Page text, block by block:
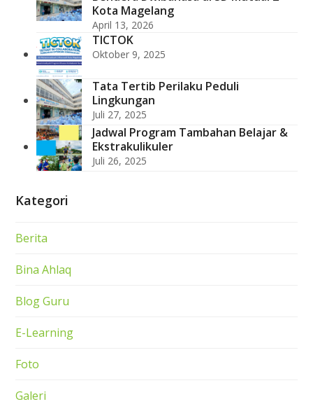
Kota Magelang
April 13, 2026
TICTOK
Oktober 9, 2025
Tata Tertib Perilaku Peduli
Lingkungan
Juli 27, 2025
Jadwal Program Tambahan Belajar &
Ekstrakulikuler
Juli 26, 2025
Kategori
Berita
Bina Ahlaq
Blog Guru
E-Learning
Foto
Galeri